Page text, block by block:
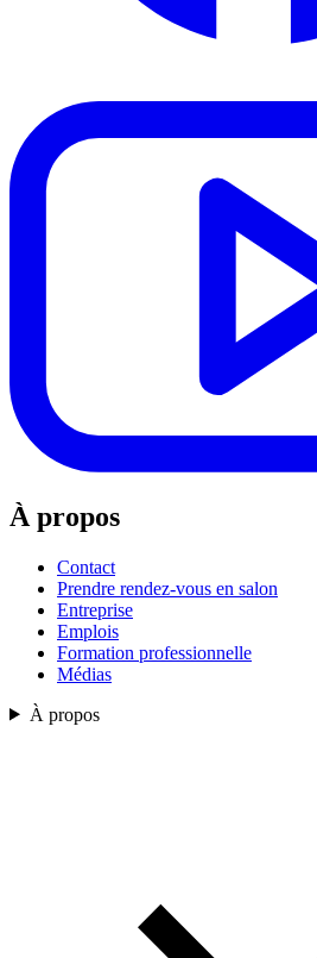
À propos
Contact
Prendre rendez-vous en salon
Entreprise
Emplois
Formation professionnelle
Médias
À propos